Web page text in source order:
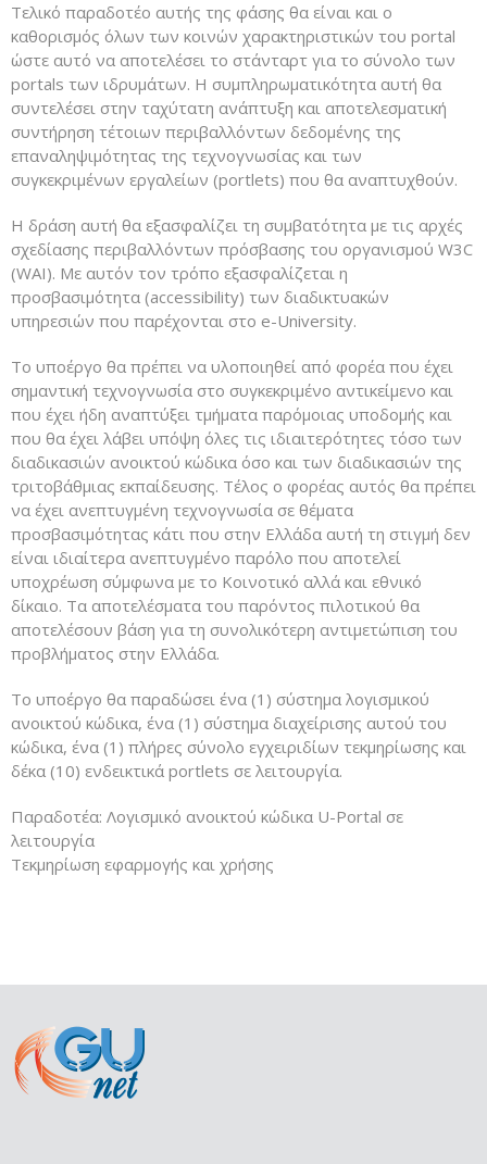
Τελικό παραδοτέο αυτής της φάσης θα είναι και ο
καθορισμός όλων των κοινών χαρακτηριστικών του portal
ώστε αυτό να αποτελέσει το στάνταρτ για το σύνολο των
portals των ιδρυμάτων. Η συμπληρωματικότητα αυτή θα
συντελέσει στην ταχύτατη ανάπτυξη και αποτελεσματική
συντήρηση τέτοιων περιβαλλόντων δεδομένης της
επαναληψιμότητας της τεχνογνωσίας και των
συγκεκριμένων εργαλείων (portlets) που θα αναπτυχθούν.
Η δράση αυτή θα εξασφαλίζει τη συμβατότητα με τις αρχές
σχεδίασης περιβαλλόντων πρόσβασης του οργανισμού W3C
(WAI). Με αυτόν τον τρόπο εξασφαλίζεται η
προσβασιμότητα (accessibility) των διαδικτυακών
υπηρεσιών που παρέχονται στο e-University.
Το υποέργο θα πρέπει να υλοποιηθεί από φορέα που έχει
σημαντική τεχνογνωσία στο συγκεκριμένο αντικείμενο και
που έχει ήδη αναπτύξει τμήματα παρόμοιας υποδομής και
που θα έχει λάβει υπόψη όλες τις ιδιαιτερότητες τόσο των
διαδικασιών ανοικτού κώδικα όσο και των διαδικασιών της
τριτοβάθμιας εκπαίδευσης. Τέλος ο φορέας αυτός θα πρέπει
να έχει ανεπτυγμένη τεχνογνωσία σε θέματα
προσβασιμότητας κάτι που στην Ελλάδα αυτή τη στιγμή δεν
είναι ιδιαίτερα ανεπτυγμένο παρόλο που αποτελεί
υποχρέωση σύμφωνα με το Κοινοτικό αλλά και εθνικό
δίκαιο. Τα αποτελέσματα του παρόντος πιλοτικού θα
αποτελέσουν βάση για τη συνολικότερη αντιμετώπιση του
προβλήματος στην Ελλάδα.
Το υποέργο θα παραδώσει ένα (1) σύστημα λογισμικού
ανοικτού κώδικα, ένα (1) σύστημα διαχείρισης αυτού του
κώδικα, ένα (1) πλήρες σύνολο εγχειριδίων τεκμηρίωσης και
δέκα (10) ενδεικτικά portlets σε λειτουργία.
Παραδοτέα: Λογισμικό ανοικτού κώδικα U-Portal σε
λειτουργία
Τεκμηρίωση εφαρμογής και χρήσης